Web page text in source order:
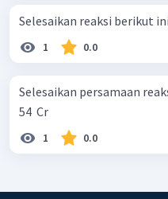
1 0.0
Selesaikan persamaan reaksi inti
54 ​ Cr
1 0.0